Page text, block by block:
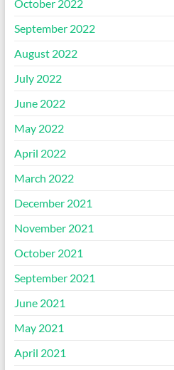
October 2022
September 2022
August 2022
July 2022
June 2022
May 2022
April 2022
March 2022
December 2021
November 2021
October 2021
September 2021
June 2021
May 2021
April 2021